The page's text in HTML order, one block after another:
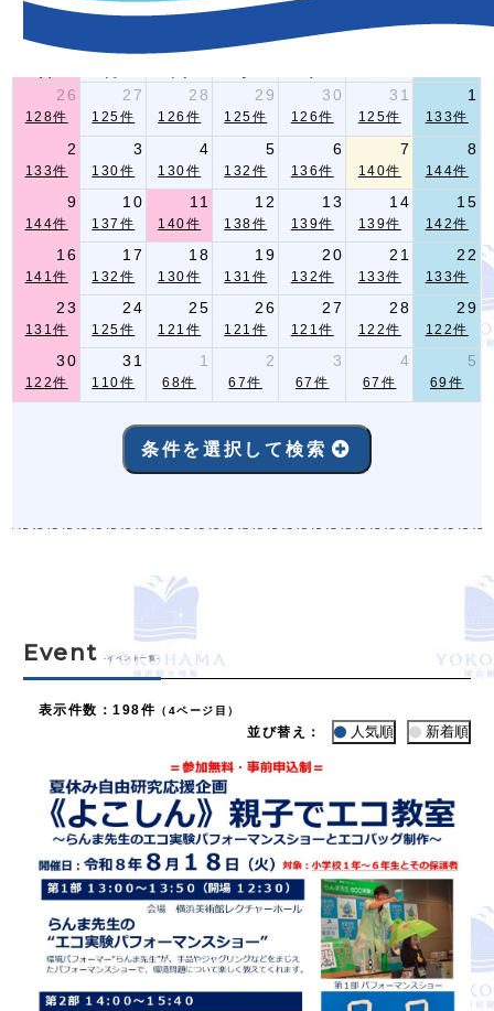
翌月
2026年 8月
26
27 28 29 30 31 1
128件 125件 126件 125件 126件 125件 133件
2 3 4 5 6 7 8
133件 130件 130件 132件 136件 140件 144件
9 10 11 12 13 14 15
144件 137件 140件 138件 139件 139件 142件
16 17 18 19 20 21 22
141件 132件 130件 131件 132件 133件 133件
23 24 25 26 27 28 29
131件 125件 121件 121件 121件 122件 122件
30 31 1 2 3 4 5
122件 110件 68件 67件 67件 67件 69件
条件を選択して検索
Event -イベント一覧-
表示件数 ：198件 （4ページ目）
並び替え： 人気順 新着順